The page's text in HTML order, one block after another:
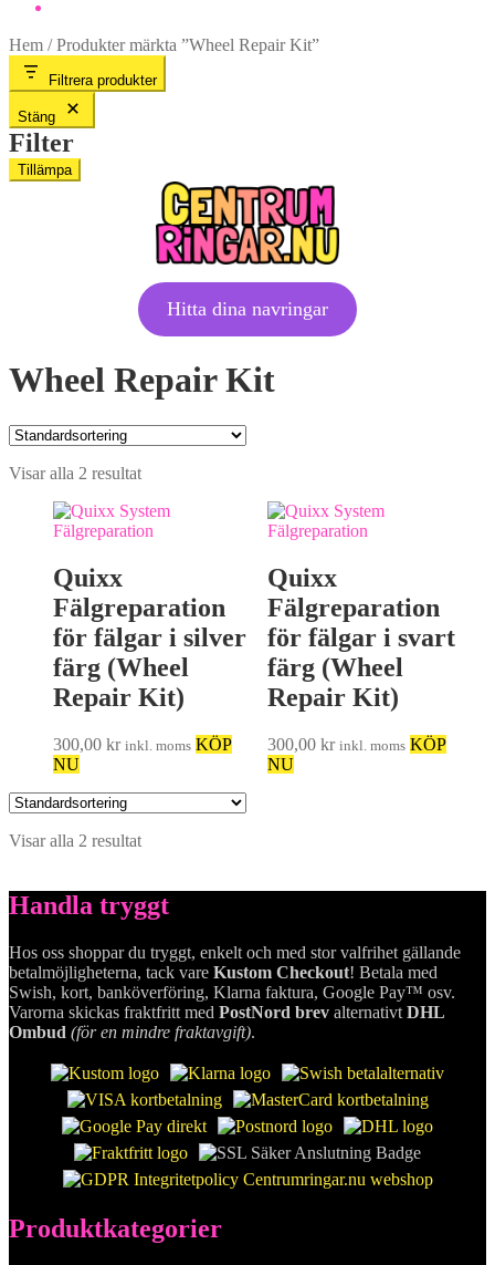
Hem /Produkter märkta ”Wheel Repair Kit”
Wheel Repair Kit
Visar alla 2 resultat
Quixx
Fälgreparation
för fälgar i silver
färg (Wheel
Repair Kit)
300,00 kr inkl. moms KÖP
NU
Quixx
Fälgreparation
för fälgar i svart
färg (Wheel
Repair Kit)
300,00kr inkl. moms KÖP
NU
Visar alla 2 resultat
Filtrera produkter
Stäng
Filter
Tillämpa
Hitta dina navringar
Handla tryggt
Hos oss shoppar du tryggt, enkelt och med stor valfrihet gällande
betalmöjligheterna, tack vare Kustom Checkout! Betala med
Swish, kort, banköverföring, Klarna faktura, Google Pay™ osv.
Varorna skickas fraktfritt med PostNord brev alternativt DHL
Ombud (för en mindre fraktavgift).
Produktkategorier